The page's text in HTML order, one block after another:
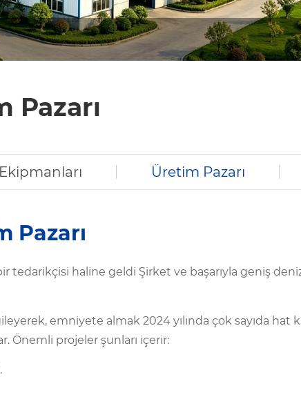
Pazarı
Üretim Pazarı
Pazarı
haline geldi Şirket ve başarıyla geniş
emniyete almak 2024 yılında çok sayıda
Önemli projeler şunları içerir: